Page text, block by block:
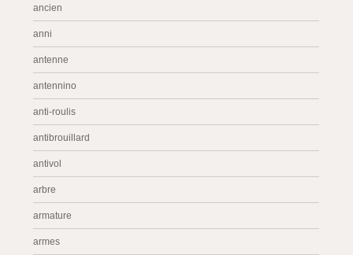
ancien
anni
antenne
antennino
anti-roulis
antibrouillard
antivol
arbre
armature
armes